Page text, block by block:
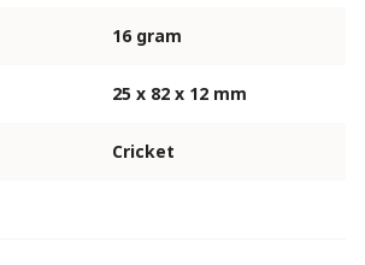
16 gram
25 x 82 x 12 mm
Cricket